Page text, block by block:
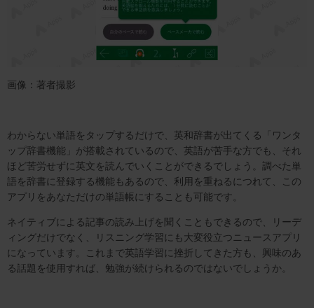
画像：著者撮影
わからない単語をタップするだけで、英和辞書が出てくる「ワンタ
ップ辞書機能」が搭載されているので、英語が苦手な方でも、それ
ほど苦労せずに英文を読んでいくことができるでしょう。調べた単
語を辞書に登録する機能もあるので、利用を重ねるにつれて、この
アプリをあなただけの単語帳にすることも可能です。
ネイティブによる記事の読み上げを聞くこともできるので、リーデ
ィングだけでなく、リスニング学習にも大変役立つニュースアプリ
になっています。これまで英語学習に挫折してきた方も、興味のあ
る話題を使用すれば、勉強が続けられるのではないでしょうか。